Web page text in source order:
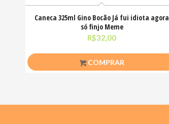
Caneca 325ml Gino Bocão Já fui idiota agora
só finjo Meme
R$32,00
COMPRAR